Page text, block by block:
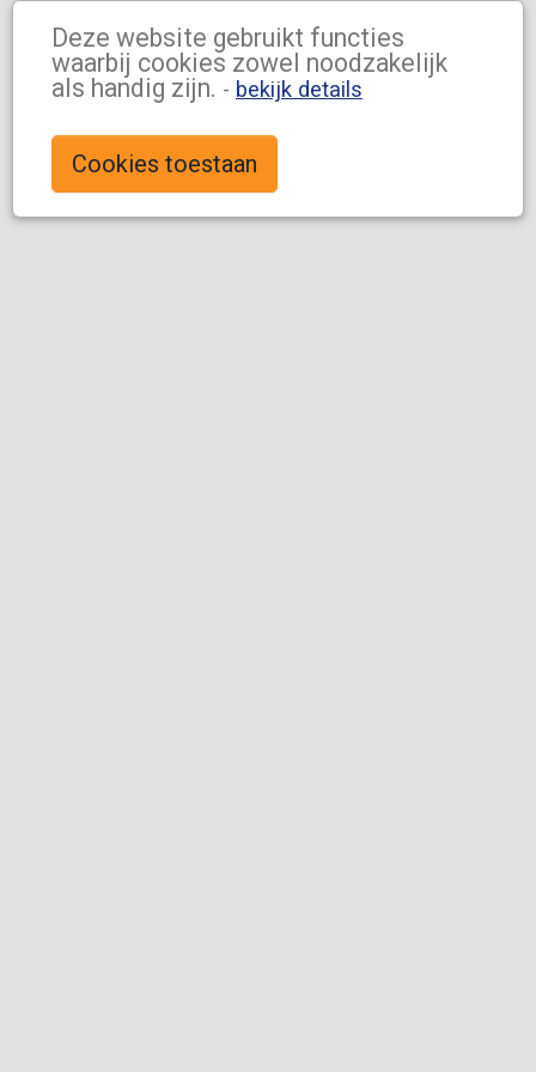
Deze website gebruikt functies
waarbij cookies zowel noodzakelijk
als handig zijn. - bekijk details
Cookies toestaan